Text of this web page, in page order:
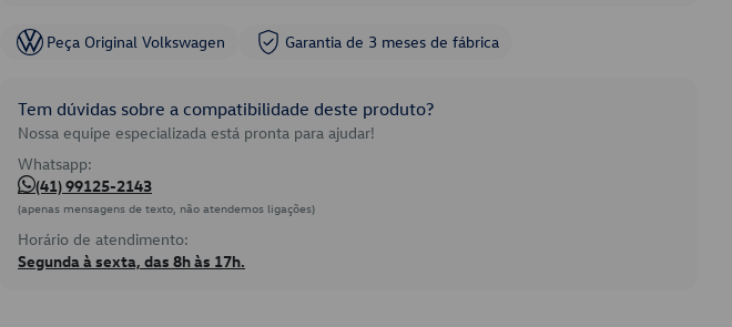
Peça Original Volkswagen Garantia de 3 meses de fábrica
Tem dúvidas sobre a compatibilidade deste produto?
Nossa equipe especializada está pronta para ajudar!
Whatsapp:
(41) 99125-2143
(apenas mensagens de texto, não atendemos ligações)
Horário de atendimento:
Segunda à sexta, das 8h às 17h.